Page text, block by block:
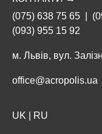
(075) 638 75 65
(093) 955 15 92
м. Львів, вул.
office@acropolis.ua
UK RU